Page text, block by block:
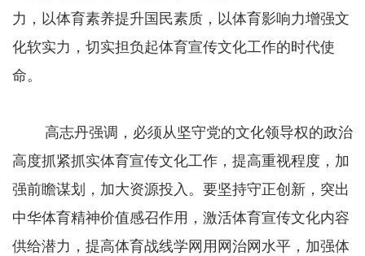
力，以体育素养提升国民素质，以体育影响力增强文
化软实力，切实担负起体育宣传文化工作的时代使
命。
高志丹强调，必须从坚守党的文化领导权的政治
高度抓紧抓实体育宣传文化工作，提高重视程度，加
强前瞻谋划，加大资源投入。要坚持守正创新，突出
中华体育精神价值感召作用，激活体育宣传文化内容
供给潜力，提高体育战线学网用网治网水平，加强体